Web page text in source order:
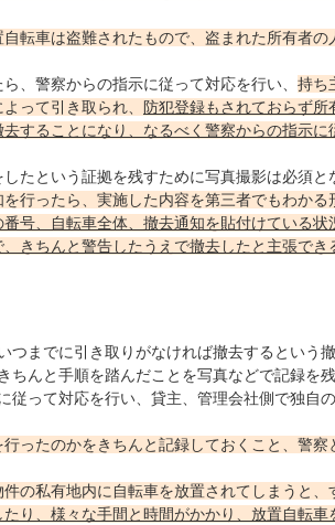
自転車は盗難されたもので、盗まれた所有者
、警察からの指示に従って対応を行い、 持ち
って引き取られ、 防犯登録もされておらず
することになり、なるべく警察からの指示に
たという証拠を残すために写真撮影は必須と
行ったら、実施した内容を第三者でもわかる
号、自転車全体、撤去通知を貼付けている
きちんと警告したうえで撤去したと主張でき
つまでに引き取りがなければ撤去するという
ちんと手順を踏んだことを写真などで記録を
従って対応を行い、貸主、管理会社側で独自
ったのかをきちんと記録しておくこと、警察
件の私有地内に自転車を放置されてしまうと、
り、様々な手間と時間がかかり、放置自転